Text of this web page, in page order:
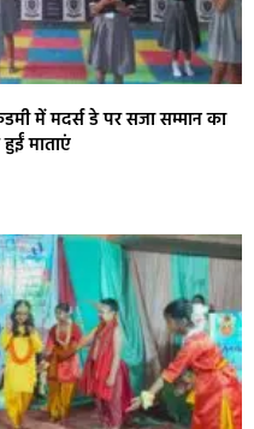
में मदर्स डे पर सजा सम्मान का
माताएं